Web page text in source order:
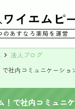
法人ブログ
社内コミュニケーシ
！で社内コミュニ